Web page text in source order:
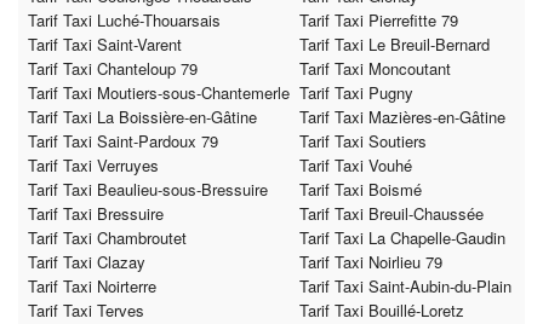
Tarif Taxi Luché-Thouarsais
Tarif Taxi Pierrefitte 79
Tarif Taxi Saint-Varent
Tarif Taxi Le Breuil-Bernard
Tarif Taxi Chanteloup 79
Tarif Taxi Moncoutant
Tarif Taxi Moutiers-sous-Chantemerle Tarif Taxi Pugny
Tarif Taxi La Boissière-en-Gâtine
Tarif Taxi Mazières-en-Gâtine
Tarif Taxi Saint-Pardoux 79
Tarif Taxi Soutiers
Tarif Taxi Verruyes
Tarif Taxi Vouhé
Tarif Taxi Beaulieu-sous-Bressuire
Tarif Taxi Boismé
Tarif Taxi Bressuire
Tarif Taxi Breuil-Chaussée
Tarif Taxi Chambroutet
Tarif Taxi La Chapelle-Gaudin
Tarif Taxi Clazay
Tarif Taxi Noirlieu 79
Tarif Taxi Noirterre
Tarif Taxi Saint-Aubin-du-Plain
Tarif Taxi Terves
Tarif Taxi Bouillé-Loretz